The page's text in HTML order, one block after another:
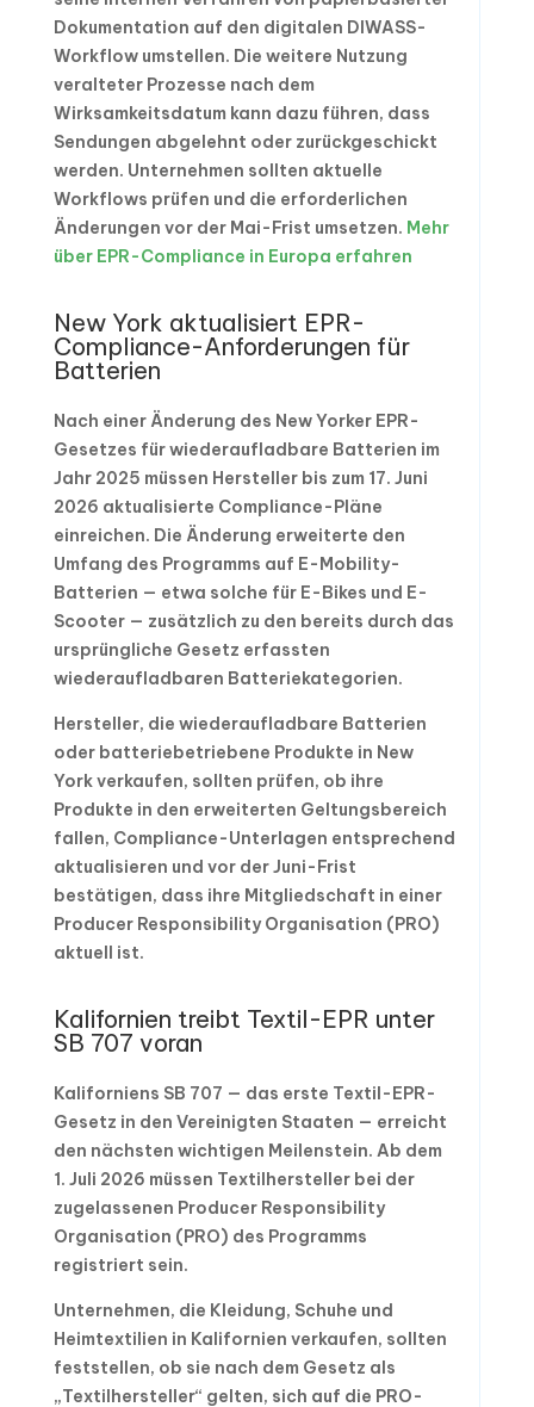
Dokumentation auf den digitalen DIWASS-
Workflow umstellen. Die weitere Nutzung
veralteter Prozesse nach dem
Wirksamkeitsdatum kann dazu führen, dass
Sendungen abgelehnt oder zurückgeschickt
werden. Unternehmen sollten aktuelle
Workflows prüfen und die erforderlichen
Änderungen vor der Mai-Frist umsetzen. Mehr
über EPR-Compliance in Europa erfahren
New York aktualisiert EPR-
Compliance-Anforderungen für
Batterien
Nach einer Änderung des New Yorker EPR-
Gesetzes für wiederaufladbare Batterien im
Jahr 2025 müssen Hersteller bis zum 17. Juni
2026 aktualisierte Compliance-Pläne
einreichen. Die Änderung erweiterte den
Umfang des Programms auf E-Mobility-
Batterien — etwa solche für E-Bikes und E-
Scooter — zusätzlich zu den bereits durch das
ursprüngliche Gesetz erfassten
wiederaufladbaren Batteriekategorien.
Hersteller, die wiederaufladbare Batterien
oder batteriebetriebene Produkte in New
York verkaufen, sollten prüfen, ob ihre
Produkte in den erweiterten Geltungsbereich
fallen, Compliance-Unterlagen entsprechend
aktualisieren und vor der Juni-Frist
bestätigen, dass ihre Mitgliedschaft in einer
Producer Responsibility Organisation (PRO)
aktuell ist.
Kalifornien treibt Textil-EPR unter
SB 707 voran
Kaliforniens SB 707 — das erste Textil-EPR-
Gesetz in den Vereinigten Staaten — erreicht
den nächsten wichtigen Meilenstein. Ab dem
1. Juli 2026 müssen Textilhersteller bei der
zugelassenen Producer Responsibility
Organisation (PRO) des Programms
registriert sein.
Unternehmen, die Kleidung, Schuhe und
Heimtextilien in Kalifornien verkaufen, sollten
feststellen, ob sie nach dem Gesetz als
„Textilhersteller“ gelten, sich auf die PRO-